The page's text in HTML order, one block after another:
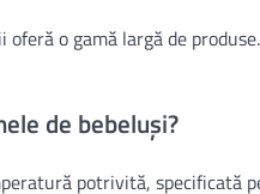
oferă o gamă largă de
de bebeluși?
potrivită, specificată